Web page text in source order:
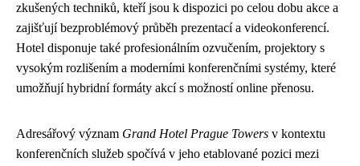
zkušených techniků, kteří jsou k dispozici po celou dobu akce a
zajišťují bezproblémový průběh prezentací a videokonferencí.
Hotel disponuje také profesionálním ozvučením, projektory s
vysokým rozlišením a moderními konferenčními systémy, které
umožňují hybridní formáty akcí s možností online přenosu.
Adresářový význam Grand Hotel Prague Towers v kontextu
konferenčních služeb spočívá v jeho etablované pozici mezi